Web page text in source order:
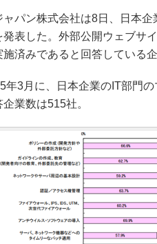
パン株式会社は8日、日本企
表した。外部公開ウェブサ
済みであると回答している
3月に、日本企業のIT部門
業数は515社。